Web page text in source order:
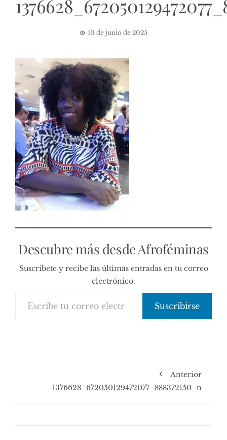
10 de junio de 2025
Descubre más desde Afroféminas
Suscríbete y recibe las últimas entradas en tu correo
electrónico.
Suscribirse
Anterior
1376628_672050129472077_888372150_n